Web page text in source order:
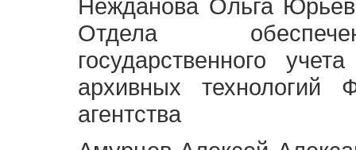
Нежданова Ольга
Отдела
государственного
архивных технологий
агентства